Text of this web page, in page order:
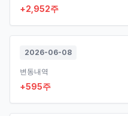
+2,952주
2026-06-08
변동내역
+595주